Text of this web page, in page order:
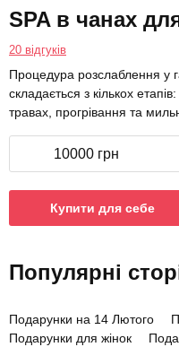
SPA в чанах
20 відгуків
Процедура розслаблення у
складається з кількох
травах, прогрівання та
10000 грн
Купити для себе
Популярні
Подарунки на 14 Лютого
Подарунки для жінок